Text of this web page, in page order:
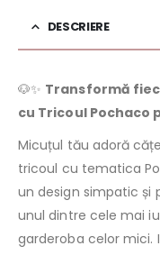
DESCRIERE
🐶✨ Transformă
cu Tricoul Pochaco
Micuțul tău adoră
tricoul cu tematica
un design simpatic și
unul dintre cele mai
garderoba celor